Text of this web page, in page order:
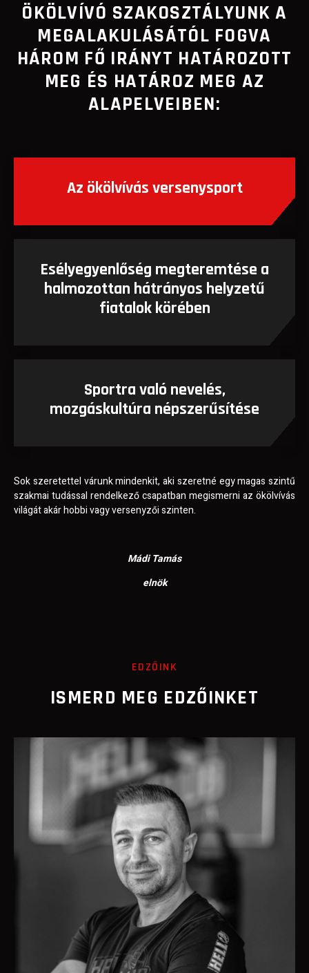
ÖKÖLVÍVÓ SZAKOSZTÁLYUNK A
MEGALAKULÁSÁTÓL FOGVA
HÁROM FŐ IRÁNYT HATÁROZOTT
MEG ÉS HATÁROZ MEG AZ
ALAPELVEIBEN:
Az ökölvívás versenysport
Esélyegyenlőség megteremtése a
halmozottan hátrányos helyzetű
fiatalok körében
Sportra való nevelés,
mozgáskultúra népszerűsítése
Sok szeretettel várunk mindenkit, aki szeretné egy magas szintű
szakmai tudással rendelkező csapatban megismerni az ökölvívás
világát akár hobbi vagy versenyzői szinten.
Mádi Tamás
elnök
EDZŐINK
ISMERD MEG EDZŐINKET